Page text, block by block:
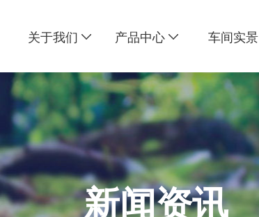
关于我们 产品中心 车间实景
新闻资讯